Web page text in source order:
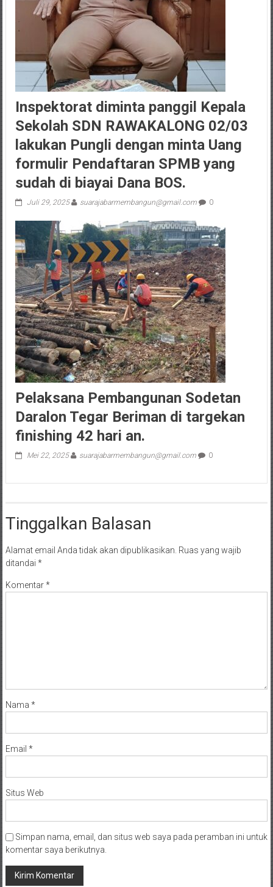
Inspektorat diminta panggil Kepala
Sekolah SDN RAWAKALONG 02/03
lakukan Pungli dengan minta Uang
formulir Pendaftaran SPMB yang
sudah di biayai Dana BOS.
Juli 29, 2025 suarajabarmembangun@gmail.com 0
Pelaksana Pembangunan Sodetan
Daralon Tegar Beriman di targekan
finishing 42 hari an.
Mei 22, 2025 suarajabarmembangun@gmail.com 0
Tinggalkan Balasan
Alamat email Anda tidak akan dipublikasikan. Ruas yang wajib
ditandai *
Komentar*
Nama *
Email *
Situs Web
Simpan nama, email, dan situs web saya pada peramban ini untuk
komentar saya berikutnya.